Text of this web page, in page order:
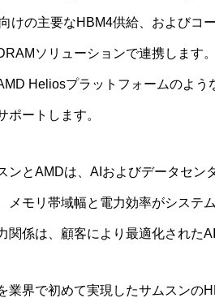
けの主要なHBM4供給、およびコ
ソリューションで連携します
Heliosプラットフォームのよ
ポートします。
ンとAMDは、AIおよびデータセン
メモリ帯域幅と電力効率がシステ
関係は、顧客により最適化された
業界で初めて実現したサムスンの